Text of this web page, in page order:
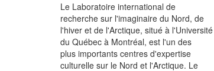
Le Laboratoire international de
recherche sur l'imaginaire du Nord, de
l'hiver et de l'Arctique, situé à l'Université
du Québec à Montréal, est l'un des
plus importants centres d'expertise
culturelle sur le Nord et l'Arctique. Le